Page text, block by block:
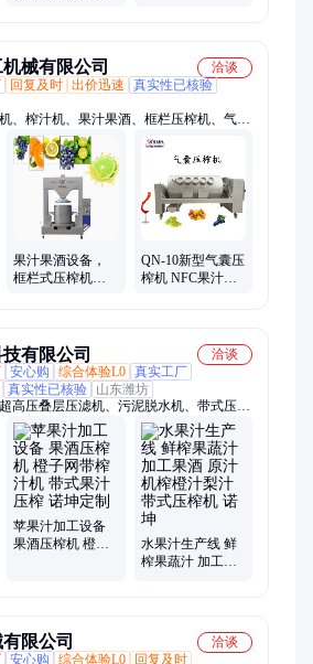
械有限公司
洽谈
回复及时 出价迅速
真实性已核验
、榨汁机、果汁果酒、框栏压榨机、气囊
除梗、芒果去皮、去皮去核机、水果剥壳
剥皮机、菠萝剥皮榨汁、剥皮榨汁设备、
皮榨汁、水果去皮去核
果汁果酒设备，
框栏式压榨机，
QN-10新型气囊压
榨机 NFC果汁果
有限公司
洽谈
安心购 综合体验L0 真实工厂
真实性已核验
山东潍坊
高压叠层压滤机、污泥脱水机、带式压榨
梨苹果压榨机、高压带式压滤机、吸泥
、全自动加药装置、橡胶带式真空过滤
连续深度脱水设备、市政污泥、液压压滤
层脱水机、一体式污泥深度脱水机、真空
机、污泥垂直压滤脱水机、污泥协同、带
水厂、石膏
苹果汁加工设备
果酒压榨机 橙子
水果汁生产线 鲜
榨果蔬汁 加工果
限公司
洽谈
安心购 综合体验L0 回复及时